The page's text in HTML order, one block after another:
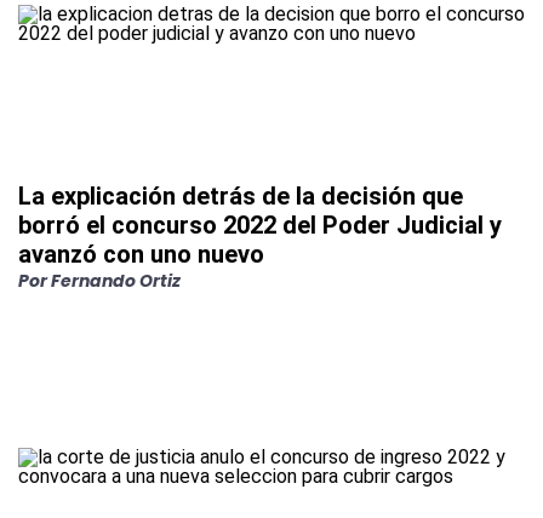
La explicación detrás de la decisión que
borró el concurso 2022 del Poder Judicial y
avanzó con uno nuevo
PorFernando Ortiz